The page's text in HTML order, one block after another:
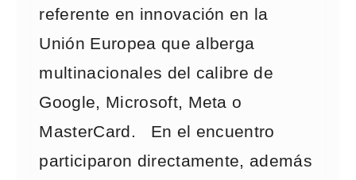
referente en innovación en la
Unión Europea que alberga
multinacionales del calibre de
Google, Microsoft, Meta o
MasterCard. En el encuentro
participaron directamente, además